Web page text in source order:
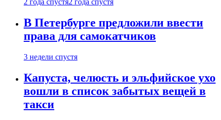
2 года спустя2 года спустя
В Петербурге предложили ввести
права для самокатчиков
3 недели спустя
Капуста, челюсть и эльфийское ухо
вошли в список забытых вещей в
такси